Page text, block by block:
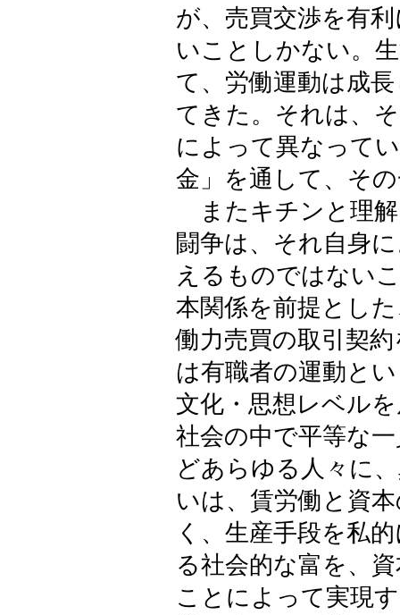
が、売買交渉を有
いことしかない。
て、労働運動は成
てきた。それは、
によって異なって
金」を通して、そ
またキチンと理
闘争は、それ自身
えるものではない
本関係を前提とし
働力売買の取引契
は有職者の運動と
文化・思想レベル
社会の中で平等な
どあらゆる人々に
いは、賃労働と資
く、生産手段を私
る社会的な富を、
ことによって実現